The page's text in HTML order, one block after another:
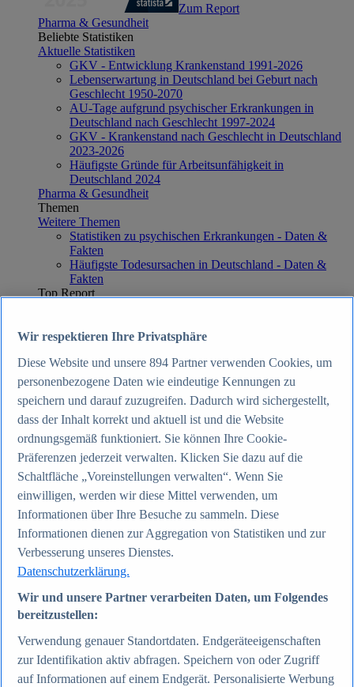
Zum Report
Pharma & Gesundheit
Beliebte Statistiken
Aktuelle Statistiken
GKV - Entwicklung Krankenstand 1991-2026
Lebenserwartung in Deutschland bei Geburt nach
Geschlecht 1950-2070
AU-Tage aufgrund psychischer Erkrankungen in
Deutschland nach Geschlecht 1997-2024
GKV - Krankenstand nach Geschlecht in Deutschland
2023-2026
Häufigste Gründe für Arbeitsunfähigkeit in
Deutschland 2024
Pharma & Gesundheit
Themen
Weitere Themen
Statistiken zu psychischen Erkrankungen - Daten &
Fakten
Häufigste Todesursachen in Deutschland - Daten &
Fakten
Top Report
Zum Report
Internet
Beliebte Statistiken
Aktuelle Statistiken
Anzahl der Social-Media-Nutzer weltweit 2012-2025
Social Networks mit den meisten Nutzern weltweit
2025
Soziale Netzwerke in Deutschland nach Generationen
Instagram - Nutzung nach Alter und Geschlecht in
Deutschland 2025
Podcasts - Nutzung 2016-2025
Themen
Weitere Themen
TikTok - Daten & Fakten
Top Report
Wir respektieren Ihre Privatsphäre
Diese Website und unsere 894 Partner verwenden Cookies, um
personenbezogene Daten wie eindeutige Kennungen zu
speichern und darauf zuzugreifen. Dadurch wird sichergestellt,
dass der Inhalt korrekt und aktuell ist und die Website
ordnungsgemäß funktioniert. Sie können Ihre Cookie-
Präferenzen jederzeit verwalten. Klicken Sie dazu auf die
Schaltfläche „Voreinstellungen verwalten“. Wenn Sie
einwilligen, werden wir diese Mittel verwenden, um
Informationen über Ihre Besuche zu sammeln. Diese
Informationen dienen zur Aggregation von Statistiken und zur
Verbesserung unseres Dienstes.
Datenschutzerklärung.
Wir und unsere Partner verarbeiten Daten, um Folgendes
bereitzustellen:
Verwendung genauer Standortdaten. Endgeräteeigenschaften
zur Identifikation aktiv abfragen. Speichern von oder Zugriff
auf Informationen auf einem Endgerät. Personalisierte Werbung